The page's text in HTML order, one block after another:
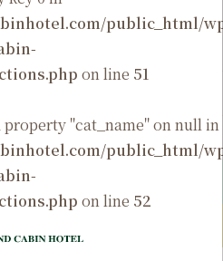
public_html/
on line 51
"cat_name" on null in
public_html/
on line 52